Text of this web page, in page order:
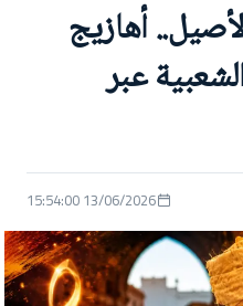
أهازيج
عبر
13/06/2026 15:54:00